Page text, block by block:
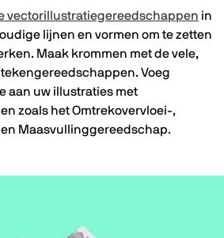
vectorillustratiegereedschappen in
lijnen en vormen om te zetten
Maak krommen met de vele,
Voeg
aan uw illustraties met
zoals het Omtrekovervloei-,
Maasvullinggereedschap.